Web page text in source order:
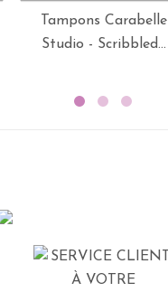
Tampons Carabelle
Studio - Scribbled...